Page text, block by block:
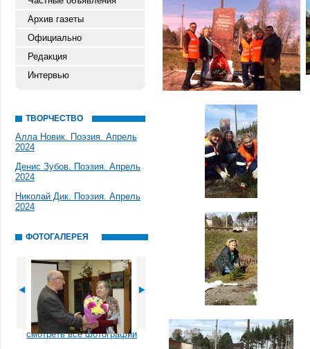
Архив газеты
Официально
Редакция
Интервью
ТВОРЧЕСТВО
Алла Новик. Поэзия. Апрель
2024
Денис Зубов. Поэзия. Апрель
2024
Николай Дик. Поэзия. Апрель
2024
ФОТОГАЛЕРЕЯ
смотреть все фотографии